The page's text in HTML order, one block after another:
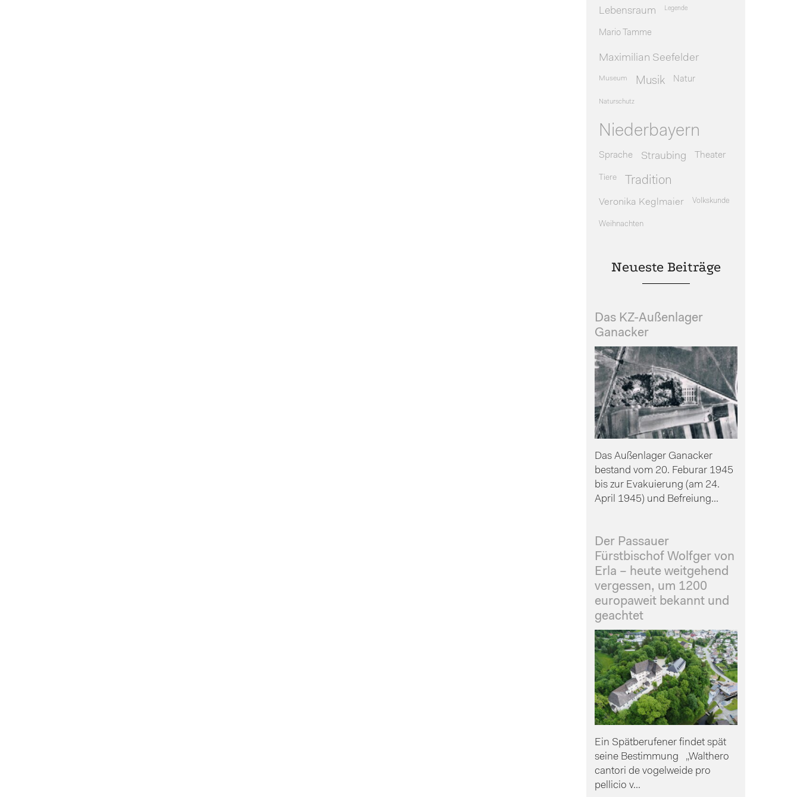
Lebensraum Legende
Mario Tamme
Maximilian Seefelder
Museum Musik Natur
Naturschutz
Niederbayern
Sprache Straubing Theater
Tiere Tradition
Veronika Keglmaier Volkskunde
Weihnachten
Neueste Beiträge
Das KZ-Außenlager
Ganacker
Das Außenlager Ganacker
bestand vom 20. Feburar 1945
bis zur Evakuierung (am 24.
April 1945) und Befreiung...
Der Passauer
Fürstbischof Wolfger von
Erla – heute weitgehend
vergessen, um 1200
europaweit bekannt und
geachtet
Ein Spätberufener findet spät
seine Bestimmung „Walthero
cantori de vogelweide pro
pellicio v...